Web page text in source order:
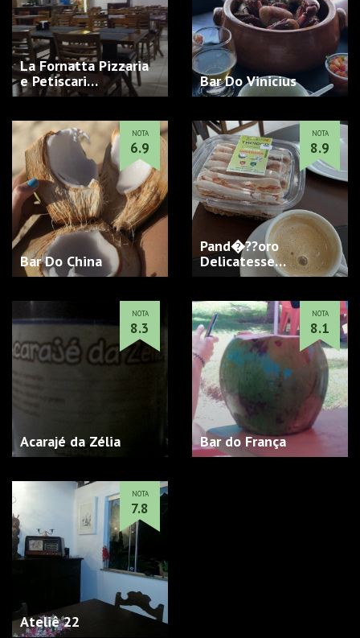
La Fornatta Pizzaria
e Petiscari…
Bar Do Vinicius
Bar Do China
NOTA
6.9
Pand�??oro
Delicatesse…
NOTA
8.9
Acarajé da Zélia
NOTA
8.3
Bar do França
NOTA
8.1
Ateliê 22
NOTA
7.8